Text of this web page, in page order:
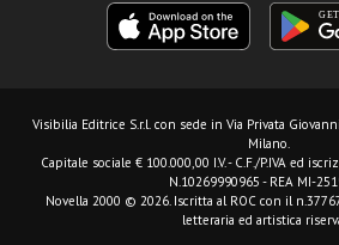
Visibilia Editrice S.r.l. con sede in Via Privata
Milano.
Capitale sociale € 100.000,00 I.V. - C.F./P.IVA ed
N.10269990965 - REA MI-
Novella 2000 © 2026. Iscritta al ROC con il
letteraria ed artistica